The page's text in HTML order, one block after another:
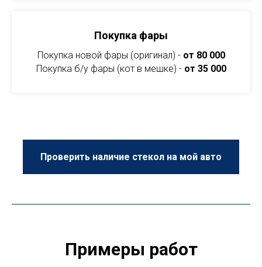
Покупка фары
Покупка новой фары (оригинал) - от 80 000
Покупка б/у фары (кот в мешке) - от 35 000
Проверить наличие стекол на мой авто
Примеры работ